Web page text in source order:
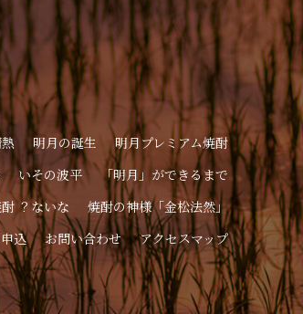
明月の誕生
明月プレミアム焼酎
いその波平
「明月」ができるまで
？ないな
焼酎の神様「金松法然」
込 お問い合わせ アクセスマップ